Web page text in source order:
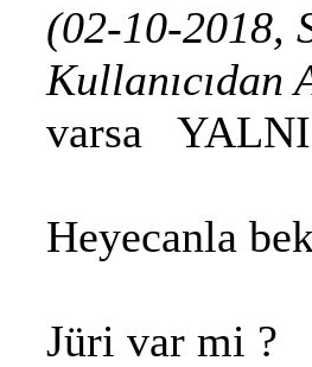
(02-10-2018,
Kullanıcıdan
varsa
Heyecanla
Jüri var mi ?